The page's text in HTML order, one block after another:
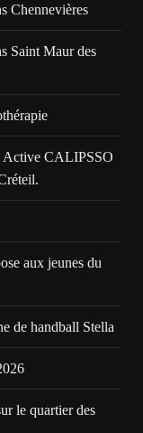
Chennevières
Saint Maur des
Active CALIPSSO
aux jeunes du
de handball Stella
le quartier des